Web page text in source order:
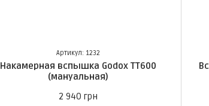
Артикул: 1232
Накамерная вспышка Godox TT600
(мануальная)
2 940 грн